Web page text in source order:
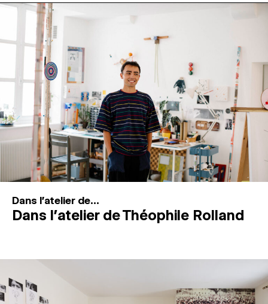
PROGRAMMATION
MAGAZINE
ESPACES DE PRATIQUE ARTISTIQUE ↓
Recherche
Connexion
Dans l'atelier de...
Dans l’atelier de Théophile Rolland